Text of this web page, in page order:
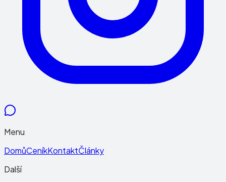
Menu
DomůCeníkKontaktČlánky
Další